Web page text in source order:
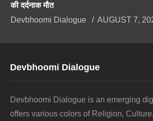
की दर्दनाक मौत
Devbhoomi Dialogue
AUGUST 7,
Devbhoomi Dialogue
Devbhoomi Dialogue is an emerging
offers various colors of Religion,